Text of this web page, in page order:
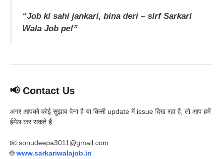
“Job ki sahi jankari, bina deri – sirf Sarkari
Wala Job pe!”
📢 Contact Us
अगर आपको कोई सुझाव देना है या किसी update में issue दिख रहा है, तो आप हमें
ईमेल कर सकते हैं:
📧 sonudeepa3011@gmail.com
🌐www.sarkariwalajob.in